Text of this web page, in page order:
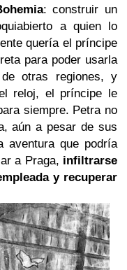
: construir un
a quien lo
quería el príncipe
para poder usarla
otras regiones, y
reloj, el príncipe le
siempre. Petra no
aún a pesar de sus
aventura que podría
a Praga, infiltrarse
y recuperar